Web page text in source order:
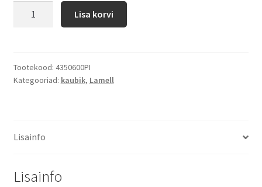
Lisa korvi
Tootekood: 4350600PI
Kategooriad: kaubik, Lamell
Lisainfo
Lisainfo